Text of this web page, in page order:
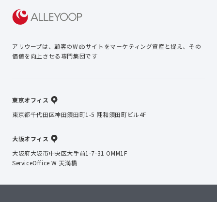
アリウープは、顧客のWebサイトをマーケティング資産と捉え、 その
価値を向上させる専門集団です
東京オフィス
東京都千代田区神田須田町1-5 翔和須田町ビル4F
大阪オフィス
大阪府大阪市中央区大手前1-7-31 OMM1F
ServiceOffice W 天満橋